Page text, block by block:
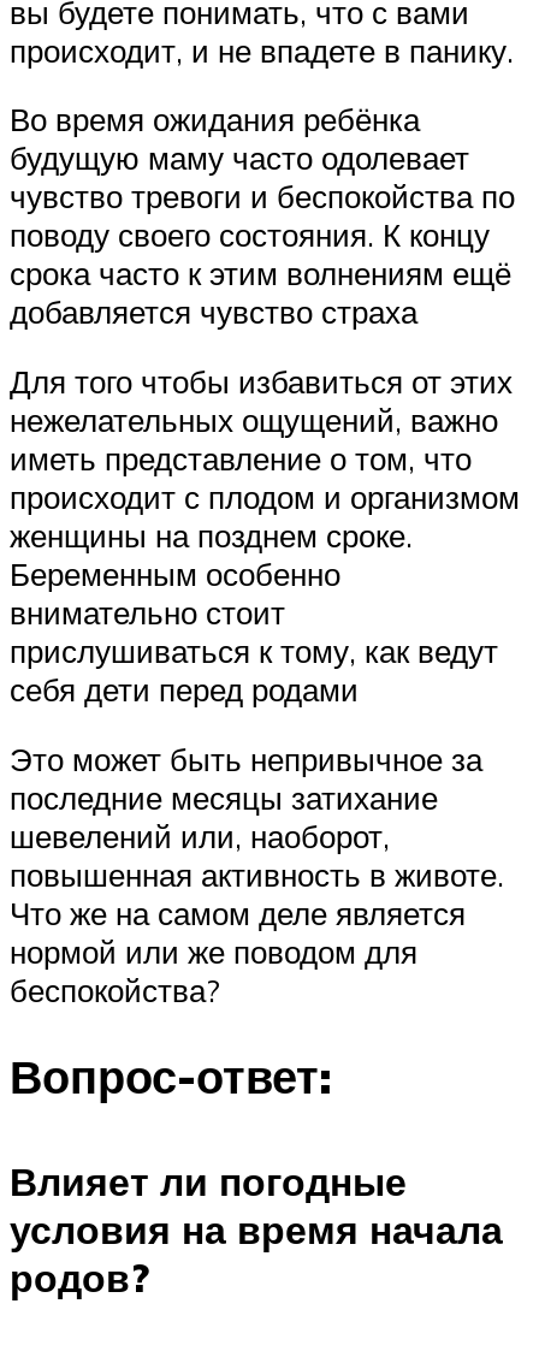
вы будете понимать, что с вами
происходит, и не впадете в панику.
Во время ожидания ребёнка
будущую маму часто одолевает
чувство тревоги и беспокойства по
поводу своего состояния. К концу
срока часто к этим волнениям ещё
добавляется чувство страха
Для того чтобы избавиться от этих
нежелательных ощущений, важно
иметь представление о том, что
происходит с плодом и организмом
женщины на позднем сроке.
Беременным особенно
внимательно стоит
прислушиваться к тому, как ведут
себя дети перед родами
Это может быть непривычное за
последние месяцы затихание
шевелений или, наоборот,
повышенная активность в животе.
Что же на самом деле является
нормой или же поводом для
беспокойства?
Вопрос-ответ:
Влияет ли погодные
условия на время начала
родов?